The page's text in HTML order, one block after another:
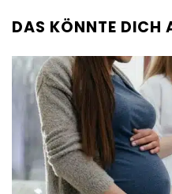
DAS KÖNNTE DICH